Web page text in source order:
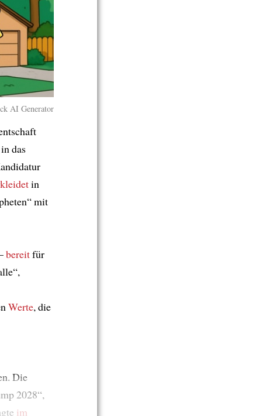
AI Generator
das
in
mit
bereitfür
Werte, die
Die
2028“,
im